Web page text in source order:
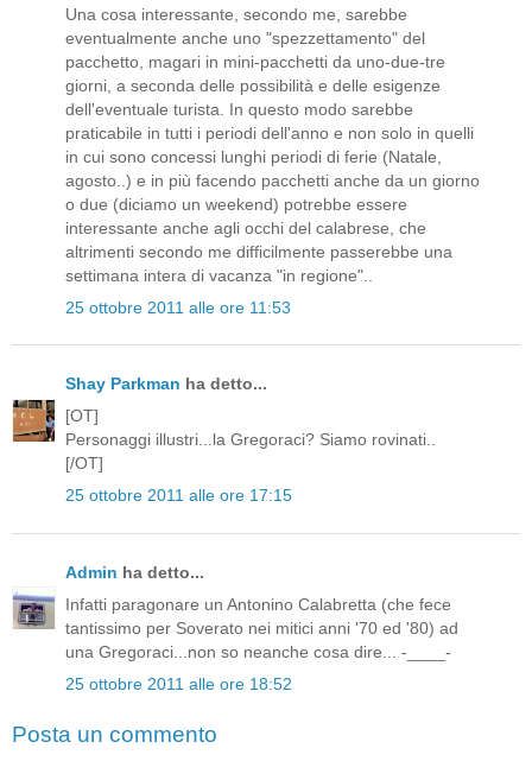
Una cosa interessante, secondo me, sarebbe
eventualmente anche uno "spezzettamento" del
pacchetto, magari in mini-pacchetti da uno-due-tre
giorni, a seconda delle possibilità e delle esigenze
dell'eventuale turista. In questo modo sarebbe
praticabile in tutti i periodi dell'anno e non solo in quelli
in cui sono concessi lunghi periodi di ferie (Natale,
agosto..) e in più facendo pacchetti anche da un giorno
o due (diciamo un weekend) potrebbe essere
interessante anche agli occhi del calabrese, che
altrimenti secondo me difficilmente passerebbe una
settimana intera di vacanza "in regione"..
25 ottobre 2011 alle ore 11:53
Shay Parkman ha detto...
[OT]
Personaggi illustri...la Gregoraci? Siamo rovinati..
[/OT]
25 ottobre 2011 alle ore 17:15
Admin ha detto...
Infatti paragonare un Antonino Calabretta (che fece
tantissimo per Soverato nei mitici anni '70 ed '80) ad
una Gregoraci...non so neanche cosa dire... -____-
25 ottobre 2011 alle ore 18:52
Posta un commento